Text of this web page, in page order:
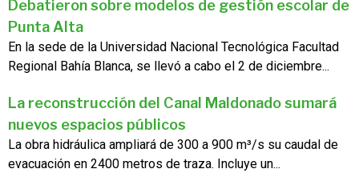
Debatieron sobre modelos de gestión escolar de
Punta Alta
En la sede de la Universidad Nacional Tecnológica Facultad
Regional Bahía Blanca, se llevó a cabo el 2 de diciembre...
La reconstrucción del Canal Maldonado sumará
nuevos espacios públicos
La obra hidráulica ampliará de 300 a 900 m³/s su caudal de
evacuación en 2400 metros de traza. Incluye un...